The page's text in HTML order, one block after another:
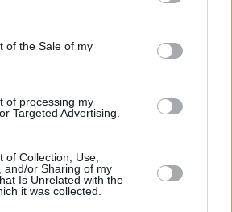
to Google and its third-party tags to
specified purposes in below Google
of the Sale of my
of processing my
Targeted Advertising.
of Collection, Use,
and/or Sharing of my
Is Unrelated with the
it was collected.